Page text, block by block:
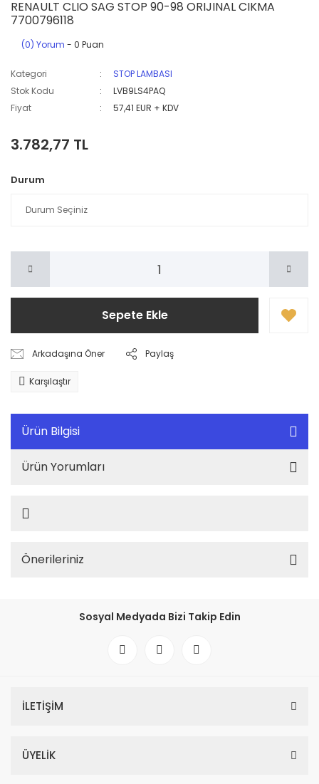
RENAULT CLIO SAG STOP 90-98 ORIJINAL CIKMA
7700796118
(0) Yorum - 0 Puan
Kategori
STOP LAMBASI
Stok Kodu
LVB9LS4PAQ
Fiyat
57,41 EUR + KDV
3.782,77 TL
Durum
Sepete Ekle
Arkadaşına Öner Paylaş
Karşılaştır
Ürün Bilgisi
Ürün Yorumları
Önerileriniz
Sosyal Medyada Bizi Takip Edin
İLETİŞİM
ÜYELİK